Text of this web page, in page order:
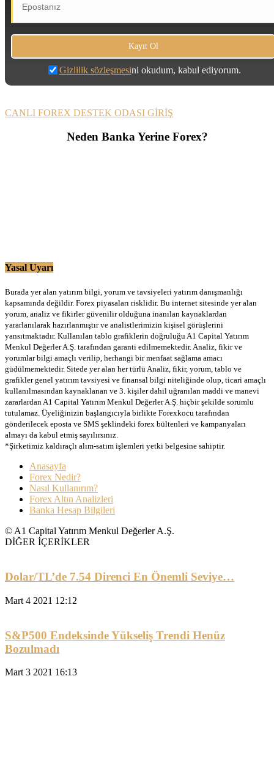
Gizlilik sözleşmesini okudum, kabul ediyorum.
CANLI FOREX DESTEK ODASI GİRİŞ
Neden Banka Yerine Forex?
Yasal Uyarı
Burada yer alan yatırım bilgi, yorum ve tavsiyeleri yatırım danışmanlığı
kapsamında değildir. Forex piyasaları risklidir. Bu internet sitesinde yer alan
yorum, analiz ve fikirler güvenilir olduğuna inanılan kaynaklardan
yararlanılarak hazırlanmıştır ve analistlerimizin kişisel görüşlerini
yansıtmaktadır. Kullanılan tablo grafiklerin doğruluğu A1 Capital Yatırım
Menkul Değerler A.Ş. tarafından garanti edilmemektedir. Analiz, fikir ve
yorumlar bilgi amaçlı verilip, herhangi bir menfaat sağlama amacı
güdülmemektedir. Sitede yer alan her türlü Analiz, fikir, yorum, tablo ve
grafikler genel yatırım tavsiyesi ve finansal bilgi niteliğinde olup, ticari amaçlı
kullanılmasından kaynaklanan ve 3. kişiler dahil uğranılan maddi ve manevi
zararlardan A1 Capital Yatırım Menkul Değerler A.Ş. hiçbir şekilde sorumlu
tutulamaz. Üyeliğinizin başlangıcıyla birlikte Forexkocu tarafından
gönderilecek eposta ve SMS şeklindeki forex bültenleri ve kampanyaları
almayı da kabul etmiş sayılırsınız.
*Şirketimiz kaldıraçlı alım-satım işlemleri yetki belgesine sahiptir.
Anasayfa
Forex Nedir?
Nasıl Kullanırım?
Forex Altın Analizleri
Banka Hesap Bilgileri
© A1 Capital Yatırım Menkul Değerler A.Ş.
DİĞER İÇERİKLER
Dolar/TL’de 7.54 Direnci En Önemli Seviye…
Mart 4 2021 12:12
S&P500 Endeksinde Yükseliş Trendi Henüz
Bozulmadı
Mart 3 2021 16:13